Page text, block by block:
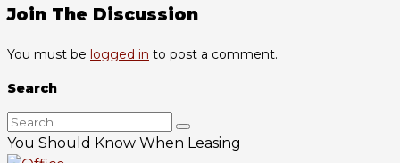
Join The Discussion
You must be logged in to post a comment.
Search
You Should Know When Leasing